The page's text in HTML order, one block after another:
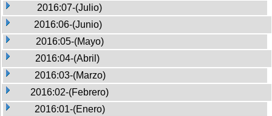
2016:07-(Julio)
2016:06-(Junio)
2016:05-(Mayo)
2016:04-(Abril)
2016:03-(Marzo)
2016:02-(Febrero)
2016:01-(Enero)